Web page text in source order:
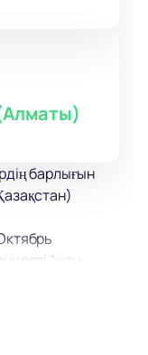
барлығын
"жан
Концерттік